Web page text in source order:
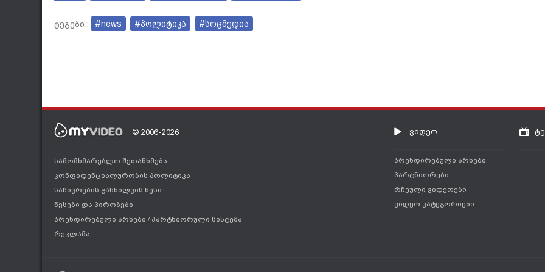
ტეგები : #news #პოლიტიკა #სოცმედია
© 2006-2026
სამომხმარებლო შეთანხმება
კონფიდენციალურობის პოლიტიკა
საჩივრების განხილვის წესი
წესები და პირობები
ბრენდირებული არხები / პარტნიორული სისტემა
რეკლამა
ვიდეო
ბრენდირებული არხები
პარტნიორები
რჩეული ვიდეოები
ვიდეო კატეგორიები